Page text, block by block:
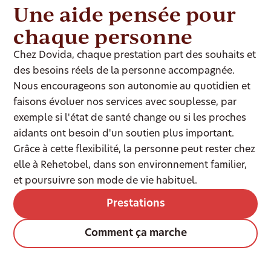
Une aide pensée pour
chaque personne
Chez Dovida, chaque prestation part des souhaits et
des besoins réels de la personne accompagnée.
Nous encourageons son autonomie au quotidien et
faisons évoluer nos services avec souplesse, par
exemple si l'état de santé change ou si les proches
aidants ont besoin d'un soutien plus important.
Grâce à cette flexibilité, la personne peut rester chez
elle à Rehetobel, dans son environnement familier,
et poursuivre son mode de vie habituel.
Prestations
Comment ça marche